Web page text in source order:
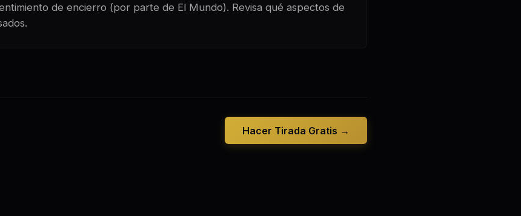
de encierro (por parte de El Mundo). Revisa qué aspectos de
Hacer Tirada Gratis →